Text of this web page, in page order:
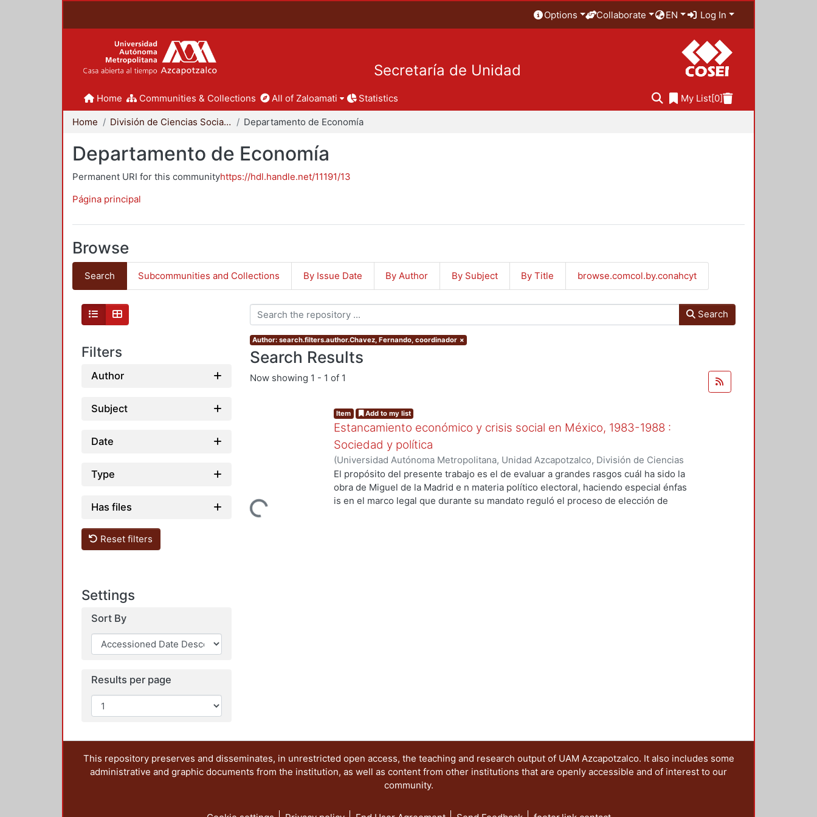
Options Collaborate EN Log In
Secretaría de Unidad
Home Communities & Collections All of Zaloamati Statistics My List[0]
Home División de Ciencias Sociales y Humanidades Departamento de Economía
Departamento de Economía
Permanent URI for this communityhttps://hdl.handle.net/11191/13
Página principal
Browse
Search Subcommunities and Collections By Issue Date By Author By Subject By Title browse.comcol.by.conahcyt
Filters
Author
Subject
Date
Type
Has files
Reset filters
Settings
Sort By
Results per page
Search
Author: search.filters.author.Chavez, Fernando, coordinador ×
Search Results
Now showing 1 - 1 of 1
Loading...
Item Add to my list
Estancamiento económico y crisis social en México, 1983-1988 :
Sociedad y política
(Universidad Autónoma Metropolitana, Unidad Azcapotzalco, División de Ciencias
Sociales y Humanidades, Departamento de Economía,1989)Lechuga Montenegro,
Jesús, coordinador;Chavez, Fernando, coordinador
El propósito del presente trabajo es el de evaluar a grandes rasgos cuál ha sido la
obra de Miguel de la Madrid e n materia político electoral, haciendo especial énfas
is en el marco legal que durante su mandato reguló el proceso de elección de
This repository preserves and disseminates, in unrestricted open access, the teaching and research output of UAM Azcapotzalco. It also includes some
administrative and graphic documents from the institution, as well as content from other institutions that are openly accessible and of interest to our
community.